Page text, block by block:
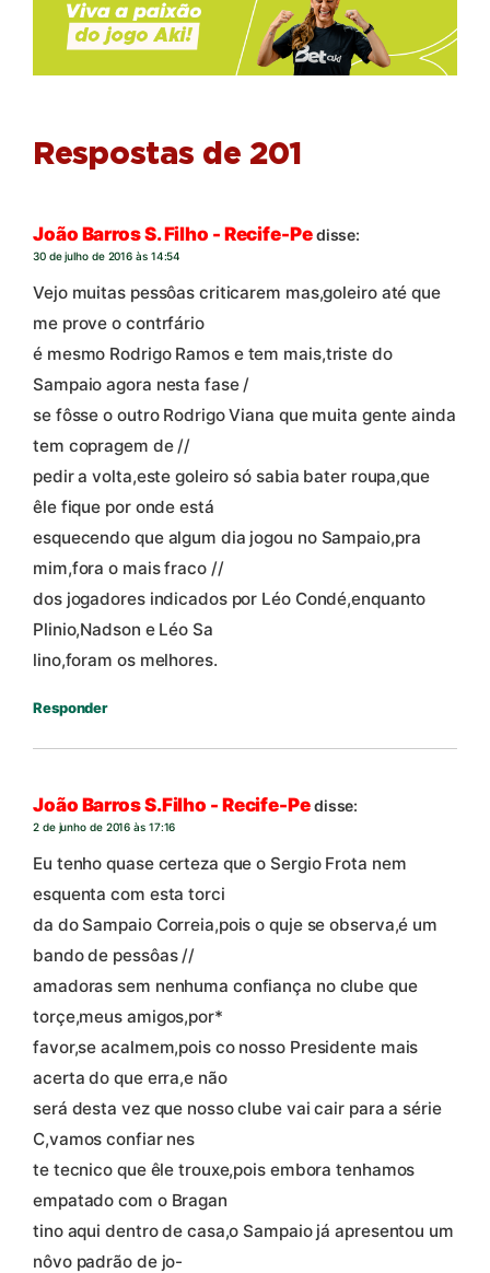
Respostas de 201
João Barros S. Filho - Recife-Pedisse:
30 de julho de 2016 às 14:54
Vejo muitas pessôas criticarem mas,goleiro até que
me prove o contrfário
é mesmo Rodrigo Ramos e tem mais,triste do
Sampaio agora nesta fase /
se fôsse o outro Rodrigo Viana que muita gente ainda
tem copragem de //
pedir a volta,este goleiro só sabia bater roupa,que
êle fique por onde está
esquecendo que algum dia jogou no Sampaio,pra
mim,fora o mais fraco //
dos jogadores indicados por Léo Condé,enquanto
Plinio,Nadson e Léo Sa
lino,foram os melhores.
Responder
João Barros S.Filho - Recife-Pedisse:
2 de junho de 2016 às 17:16
Eu tenho quase certeza que o Sergio Frota nem
esquenta com esta torci
da do Sampaio Correia,pois o quje se observa,é um
bando de pessôas //
amadoras sem nenhuma confiança no clube que
torçe,meus amigos,por*
favor,se acalmem,pois co nosso Presidente mais
acerta do que erra,e não
será desta vez que nosso clube vai cair para a série
C,vamos confiar nes
te tecnico que êle trouxe,pois embora tenhamos
empatado com o Bragan
tino aqui dentro de casa,o Sampaio já apresentou um
nôvo padrão de jo-